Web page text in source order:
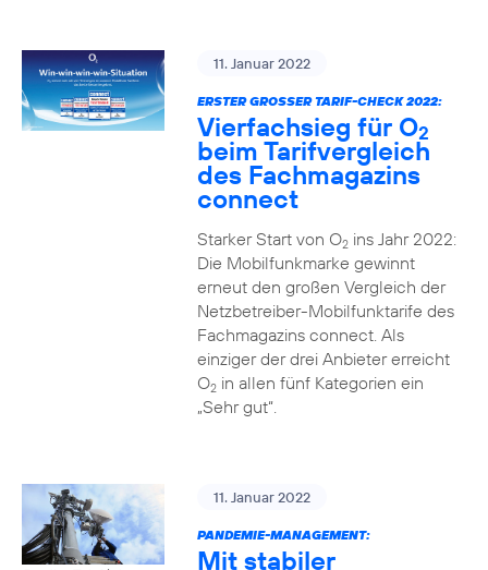
11. Januar 2022
ERSTER GROSSER TARIF-CHECK 2022:
Vierfachsieg für O2
beim Tarifvergleich
des Fachmagazins
connect
Starker Start von O2ins Jahr 2022:
Die Mobilfunkmarke gewinnt
erneut den großen Vergleich der
Netzbetreiber-Mobilfunktarife des
Fachmagazins connect. Als
einziger der drei Anbieter erreicht
O2in allen fünf Kategorien ein
„Sehr gut“.
11. Januar 2022
PANDEMIE-MANAGEMENT:
Mit stabiler